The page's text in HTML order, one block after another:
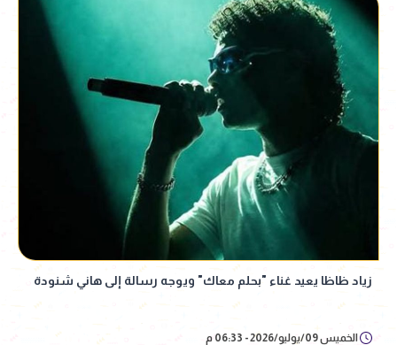
زياد ظاظا يعيد غناء "بحلم معاك" ويوجه رسالة إلى هاني شنودة
الخميس 09/يوليو/2026 - 06:33 م